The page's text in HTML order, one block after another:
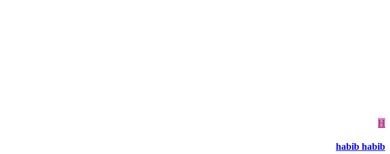
H
habib habib